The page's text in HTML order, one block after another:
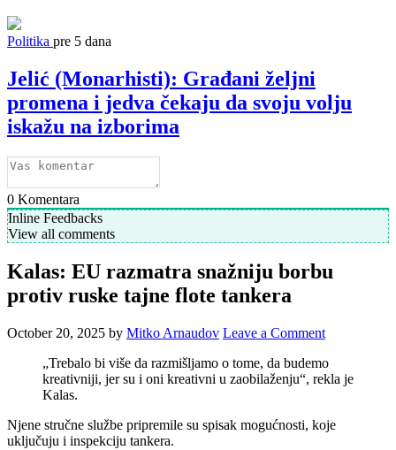
Politika pre 5 dana
Jelić (Monarhisti): Građani željni
promena i jedva čekaju da svoju volju
iskažu na izborima
0 Komentara
Inline Feedbacks
View all comments
Kalas: EU razmatra snažniju borbu
protiv ruske tajne flote tankera
October 20, 2025 by Mitko Arnaudov Leave a Comment
„Trebalo bi više da razmišljamo o tome, da budemo
kreativniji, jer su i oni kreativni u zaobilaženju“, rekla je
Kalas.
Njene stručne službe pripremile su spisak mogućnosti, koje
uključuju i inspekciju tankera.